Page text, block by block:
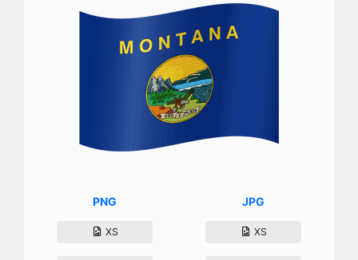
PNG
XS
JPG
XS